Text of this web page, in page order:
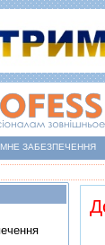
ЗАБЕЗПЕЧЕННЯ